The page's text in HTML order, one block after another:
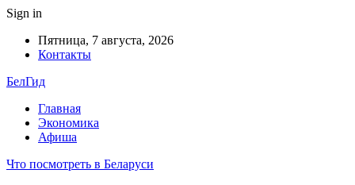
Sign in
Пятница, 7 августа, 2026
Контакты
БелГид
Главная
Экономика
Афиша
Что посмотреть в Беларуси